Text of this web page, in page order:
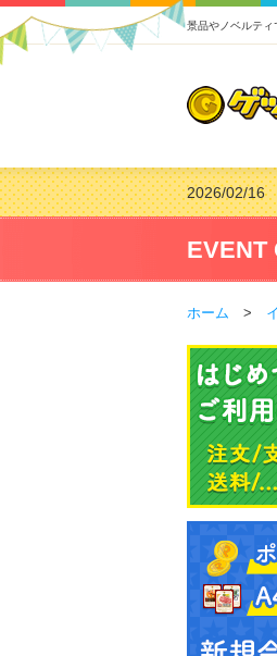
景品やノベルティ
2026/02/
2026/02/
2026/07/
2026/04/
EVENT
ホーム >